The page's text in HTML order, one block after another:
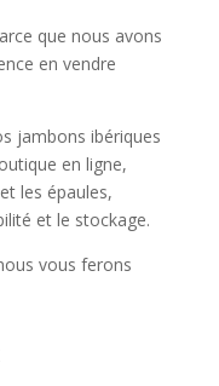
que nous avons
en vendre
jambons ibériques
en ligne,
les épaules,
et le stockage.
vous ferons